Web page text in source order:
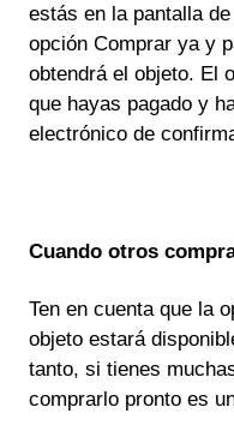
estás en la pantalla
opción Comprar ya y
obtendrá el objeto. El
que hayas pagado y
electrónico de
Cuando otros
Ten en cuenta que la
objeto estará
tanto, si tienes
comprarlo pronto es